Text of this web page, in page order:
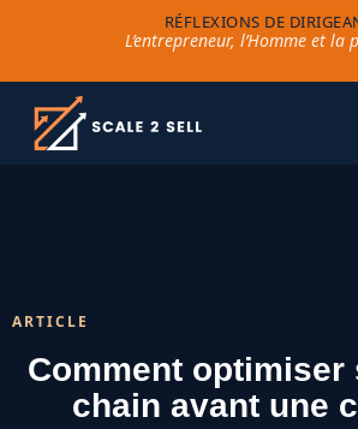
RÉFLEXIONS DE
L’entrepreneur, l’Homme et la
ARTICLE
Comment optimiser
chain avant une